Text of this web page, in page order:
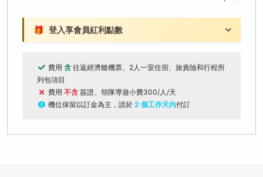
🎁 登入享會員紅利點數
費用 含 往返經濟艙機票、2人一室住宿、旅責險和行程所
列包項目
費用 不含 簽證、領隊導遊小費300/人/天
機位保留以訂金為主，請於 2 個工作天內付訂